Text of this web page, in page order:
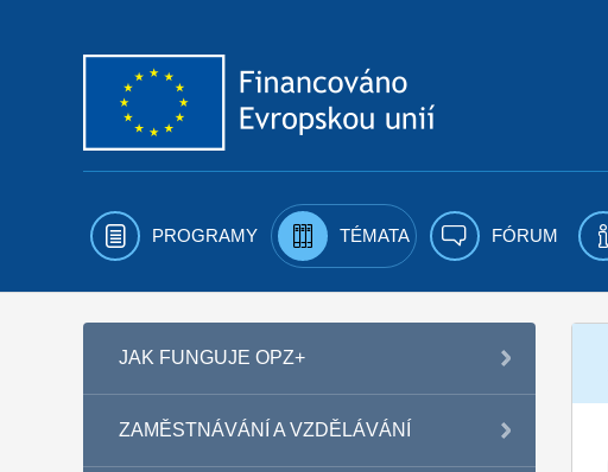
PROGRAMY TÉMATA FÓRUM
JAK FUNGUJE OPZ+
ZAMĚSTNÁVÁNÍ A VZDĚLÁVÁNÍ